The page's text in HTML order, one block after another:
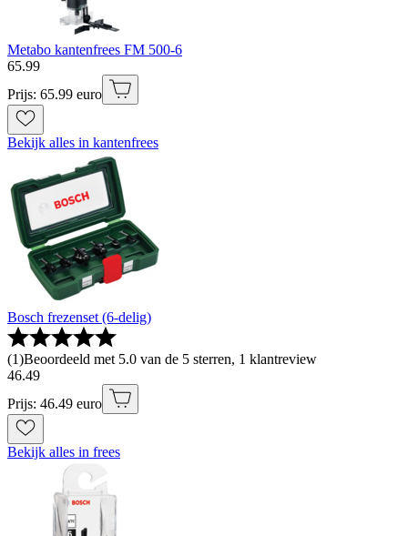
Metabo kantenfrees FM 500-6
65.99
Prijs: 65.99 euro
Bekijk alles in kantenfrees
Bosch frezenset (6-delig)
(1)Beoordeeld met 5.0 van de 5 sterren, 1 klantreview
46.49
Prijs: 46.49 euro
Bekijk alles in frees